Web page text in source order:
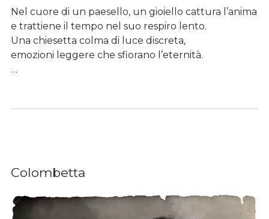
Nel cuore di un paesello, un gioiello cattura l’anima
e trattiene il tempo nel suo respiro lento.
Una chiesetta colma di luce discreta,
emozioni leggere che sfiorano l’eternità.
…
Colombetta